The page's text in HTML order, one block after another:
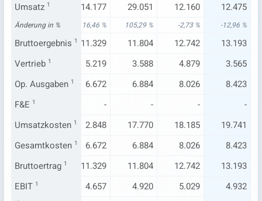
Umsatz 1
14.332 14.177 29.051 12.160 12.475
Änderung in %
-7,48 % 16,46 % 105,29 % -2,73 % -12,96 %
Bruttoergebnis 1
10.885 11.329 11.804 12.742
13.193
Vertrieb 1
5.304 5.219 3.588 4.879
3.565
Op. Ausgaben 1
6.470 6.672 6.884 8.026
8.423
F&E 1 - - -
-
Umsatzkosten 1
3.447 2.848 17.770 18.185
19.741
Gesamtkosten 1
6.470 6.672 6.884 8.026
8.423
Bruttoertrag 1
10.885 11.329 11.804 12.742
13.193
EBIT 1 4.657 4.920 5.029 4.932